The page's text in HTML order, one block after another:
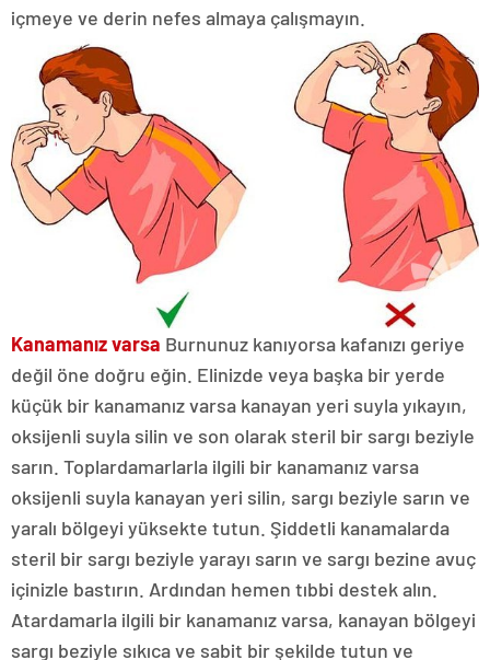
içmeye ve derin nefes almaya çalışmayın.
Kanamanız varsa Burnunuz kanıyorsa kafanızı geriye
değil öne doğru eğin. Elinizde veya başka bir yerde
küçük bir kanamanız varsa kanayan yeri suyla yıkayın,
oksijenli suyla silin ve son olarak steril bir sargı beziyle
sarın. Toplardamarlarla ilgili bir kanamanız varsa
oksijenli suyla kanayan yeri silin, sargı beziyle sarın ve
yaralı bölgeyi yüksekte tutun. Şiddetli kanamalarda
steril bir sargı beziyle yarayı sarın ve sargı bezine avuç
içinizle bastırın. Ardından hemen tıbbi destek alın.
Atardamarla ilgili bir kanamanız varsa, kanayan bölgeyi
sargı beziyle sıkıca ve sabit bir şekilde tutun ve